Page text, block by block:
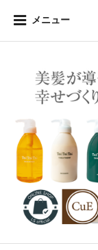
メニュー